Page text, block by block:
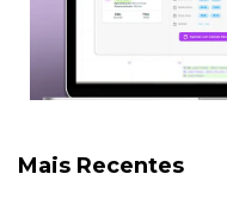
Mais Recentes